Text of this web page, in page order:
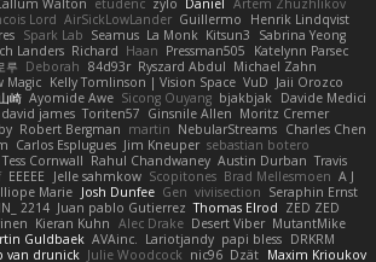
Walton etudenc zylo Daniel Artem Zhuzhlikov
Lord AirSickLowLander Guillermo
Henrik Lindqvist
Spark Lab Seamus La Monk Kitsun3
Sabrina Yeong
Landers Richard Haan Pressman505
Katelynn Parsec
루 Deborah 84d93r Ryszard Abdul Michael Zahn
Magic Kelly Tomlinson | Vision Space VuD Jaii Orozco
崎 Ayomide Awe Sicong Ouyang bjakbjak Davide Medici
david james Toriten57 Ginsnile Allen Moritz Cremer
Robert Bergman martin NebularStreams Charles Chen
Carlos Esplugues Jim Kneuper sebastian botero
Tess Cornwall Rahul Chandwaney Austin Durban Travis
EEEEE Jelle sahmkow Scopitones Brad Mellesmoen A J
Marie Josh Dunfee Gen viviisection Seraphin Ernst
2214 Juan pablo Gutierrez Thomas Elrod ZED ZED
Kieran Kuhn Alec Drake Desert Viber MutantMike
Guldbaek AVAinc. Lariotjandy papi bless DRKRM
van drunick Julie Woodcock nic96 Dzät Maxim Krioukov